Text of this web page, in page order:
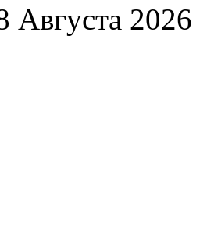
Августа 2026